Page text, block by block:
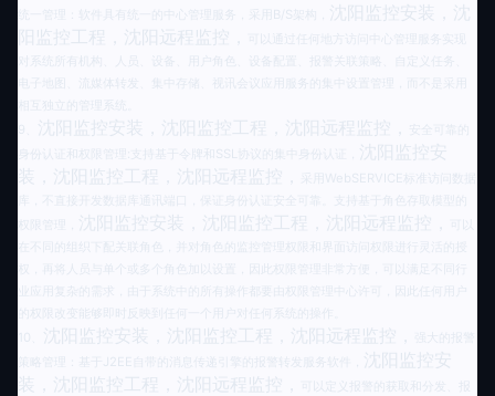
统一管理：软件具有统一的中心管理服务，采用B/S架构，
沈阳监控安装，沈
阳监控工程，沈阳远程监控，
对系统所有机构、人员、设备、用户角色、设备配置、报警关联策略、自定义任务、
电子地图、流媒体转发、集中存储、视讯会议应用服务的集中设置管理，而不是采用
相互独立的管理系统。
9
沈阳监控安装，沈阳监控工程，沈阳远程监控，
身份认证和权限管理:支持基于令牌和SSL协议的集中身份认证，
沈阳监控安
装，沈阳监控工程，沈阳远程监控，
采用WebSERVICE标准访问数据
库，不直接开发数据库通讯端口，保证身份认证安全可靠。支持基于角色存取模型的
权限管理，
沈阳监控安装，沈阳监控工程，沈阳远程监控，
在不同的组织下配关联角色，并对角色的监控管理权限和界面访问权限进行灵活的授
权，再将人员与单个或多个角色加以设置，因此权限管理非常方便，可以满足不同行
业应用复杂的需求，由于系统中的所有操作都要由权限管理中心许可，因此任何用户
的权限改变能够即时反映到任何一个用户对任何系统的操作。
沈阳监控安装，沈阳监控工程，沈阳远程监控，
强大的报警
策略管理：基于J2EE自带的消息传递引擎的报警转发服务软件，
沈阳监控安
装，沈阳监控工程，沈阳远程监控，